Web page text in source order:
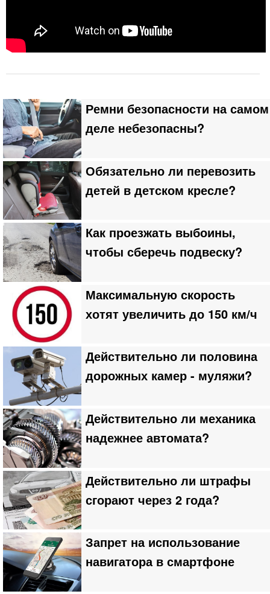
Ремни безопасности на самом
деле небезопасны?
Обязательно ли перевозить
детей в детском кресле?
Как проезжать выбоины,
чтобы сберечь подвеску?
Максимальную скорость
хотят увеличить до 150 км/ч
Действительно ли половина
дорожных камер - муляжи?
Действительно ли механика
надежнее автомата?
Действительно ли штрафы
сгорают через 2 года?
Запрет на использование
навигатора в смартфоне